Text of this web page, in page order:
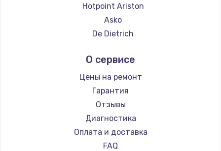
Ремонт кофемашин Thomson
Ремонт кофемашин Hisense
Ремонт кофемашин DELTA
Ремонт кофемашин Kyvol
Ремонт кофемашин RED solution
Ремонт кофемашин Bravilor Bonamat
Ремонт кофемашин Vard
Ремонт кофемашин Tuvio
Ремонт кофемашин Carrera
Ремонт кофемашин Supra
Hotpoint Ariston
Asko
De Dietrich
Ascaso
Jura
Olympia
Saeco
La Cimbali
WMF
Yamaguchi
О сервисе
Цены на ремонт
Гарантия
Отзывы
Диагностика
Оплата и доставка
FAQ